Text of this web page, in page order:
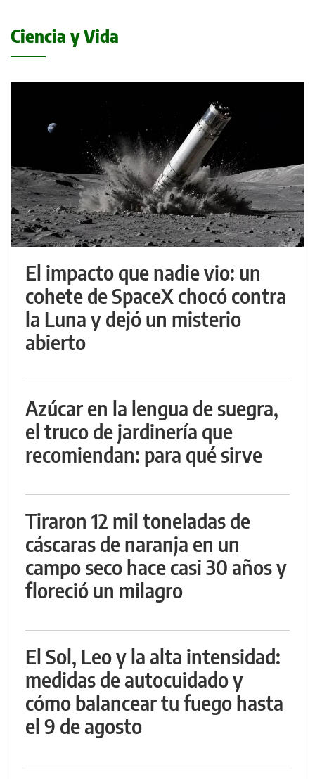
Ciencia y Vida
El impacto que nadie vio: un
cohete de SpaceX chocó contra
la Luna y dejó un misterio
abierto
Azúcar en la lengua de suegra,
el truco de jardinería que
recomiendan: para qué sirve
Tiraron 12 mil toneladas de
cáscaras de naranja en un
campo seco hace casi 30 años y
floreció un milagro
El Sol, Leo y la alta intensidad:
medidas de autocuidado y
cómo balancear tu fuego hasta
el 9 de agosto